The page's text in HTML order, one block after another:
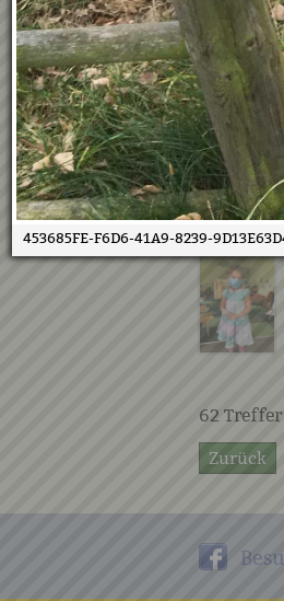
62 Treffer
Zurück
453685FE-F6D6-41A9-8239-